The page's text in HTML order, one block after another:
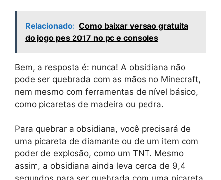
Relacionado: Como baixar versao gratuita
do jogo pes 2017 no pc e consoles
Bem, a resposta é: nunca! A obsidiana não
pode ser quebrada com as mãos no Minecraft,
nem mesmo com ferramentas de nível básico,
como picaretas de madeira ou pedra.
Para quebrar a obsidiana, você precisará de
uma picareta de diamante ou de um item com
poder de explosão, como um TNT. Mesmo
assim, a obsidiana ainda leva cerca de 9,4